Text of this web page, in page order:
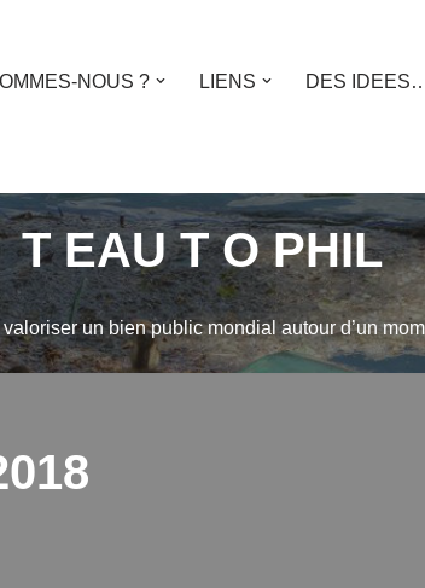
NOUS ? LIENS
DES
T EAU T O PHIL
un bien public mondial autour d’un